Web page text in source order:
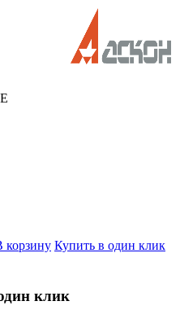
корзину Купить в один клик
клик